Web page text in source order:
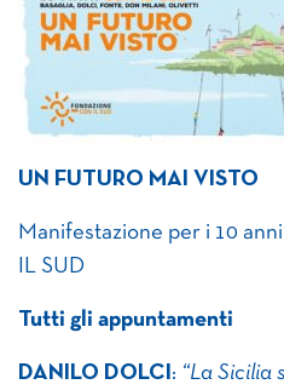
UN FUTURO MAI VISTO
Manifestazione per i 10
IL SUD
Tutti gli appuntamenti
DANILO DOLCI : “La Sicilia